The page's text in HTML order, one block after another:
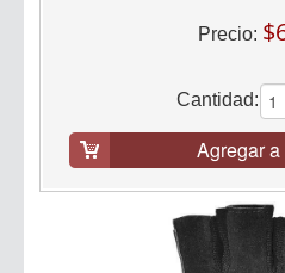
Precio:
Cantidad:
Agregar